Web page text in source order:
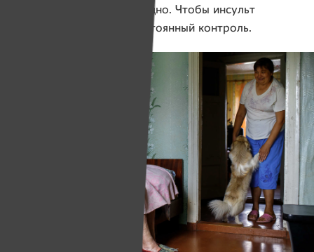
по утрам, и сбить его трудно. Чтобы инсульт
не повторился, нужен постоянный контроль.